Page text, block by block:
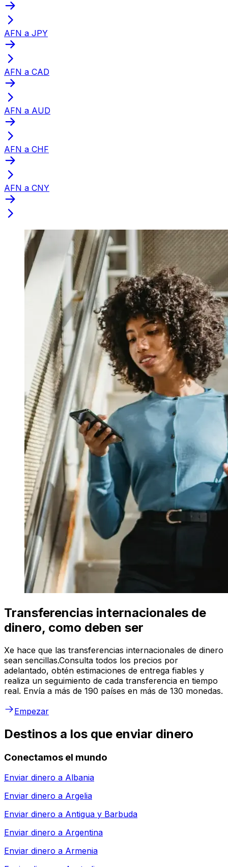
AFN a JPY
AFN a CAD
AFN a AUD
AFN a CHF
AFN a CNY
Transferencias internacionales de
dinero, como deben ser
Xe hace que las transferencias internacionales de dinero
sean sencillas.Consulta todos los precios por
adelantado, obtén estimaciones de entrega fiables y
realiza un seguimiento de cada transferencia en tiempo
real. Envía a más de 190 países en más de 130 monedas.
Empezar
Destinos a los que enviar dinero
Conectamos el mundo
Enviar dinero a Albania
Enviar dinero a Argelia
Enviar dinero a Antigua y Barbuda
Enviar dinero a Argentina
Enviar dinero a Armenia